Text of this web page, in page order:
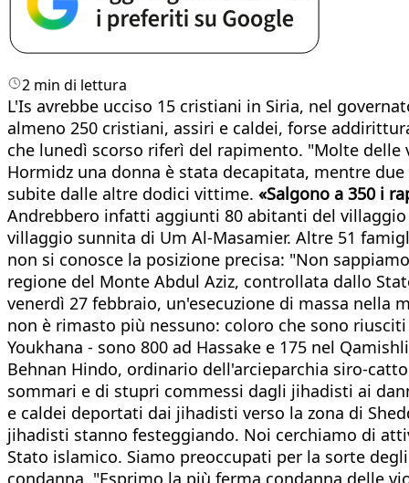
2 min di lettura
L'Is avrebbe ucciso 15 cristiani in Siria, nel
almeno 250 cristiani, assiri e caldei, forse
che lunedì scorso riferì del rapimento. "Molte
Hormidz una donna è stata decapitata, mentre
subite dalle altre dodici vittime. «Salgono a 350 i
Andrebbero infatti aggiunti 80 abitanti del villaggio
villaggio sunnita di Um Al-Masamier. Altre 51
non si conosce la posizione precisa: "Non
regione del Monte Abdul Aziz, controllata dallo
venerdì 27 febbraio, un'esecuzione di massa nella
non è rimasto più nessuno: coloro che sono
Youkhana - sono 800 ad Hassake e 175 nel
Behnan Hindo, ordinario dell'arcieparchia siro-
sommari e di stupri commessi dagli jihadisti ai
e caldei deportati dai jihadisti verso la zona di
jihadisti stanno festeggiando. Noi cerchiamo di
Stato islamico. Siamo preoccupati per la sorte
condanna. "Esprimo la più ferma condanna delle